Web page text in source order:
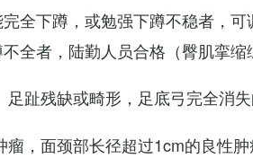
全下蹲，或勉强下蹲不稳者，
全者，陆勤人员合格（臀肌挛
足趾残缺或畸形，足底弓完全消
瘤，面颈部长径超过1cm的良性